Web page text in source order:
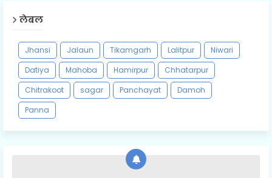
लेबल
Jhansi Jalaun Tikamgarh Lalitpur
Niwari
Datiya
Mahoba Hamirpur
Chhatarpur
Chitrakoot
sagar Panchayat
Damoh
Panna